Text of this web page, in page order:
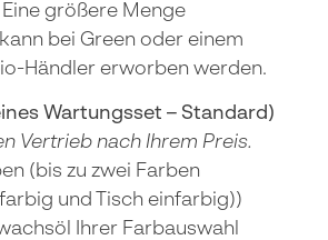
größere Menge
bei Green oder einem
Händler erworben werden.
Wartungsset – Standard)
Vertrieb nach Ihrem Preis.
(bis zu zwei Farben
und Tisch einfarbig))
Ihrer Farbauswahl